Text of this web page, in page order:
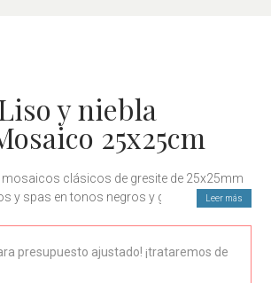
y niebla
25x25cm
mosaicos clásicos de gresite de 25x25mm
y spas en tonos negros y grafito
Leer más
presupuesto ajustado! ¡trataremos de